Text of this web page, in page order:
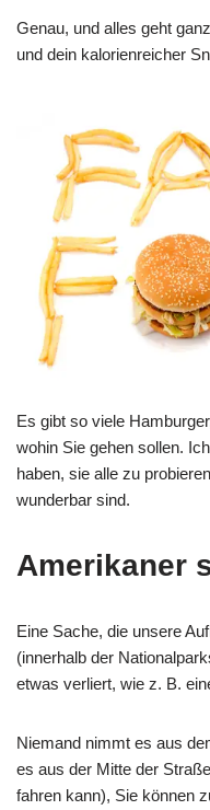
Genau, und alles geht
und dein kalorienreicher
Es gibt so viele
wohin Sie gehen sollen.
haben, sie alle zu
wunderbar sind.
Amerikaner
Eine Sache, die unsere
(innerhalb der
etwas verliert, wie z. B.
Niemand nimmt es aus
es aus der Mitte der
fahren kann), Sie können